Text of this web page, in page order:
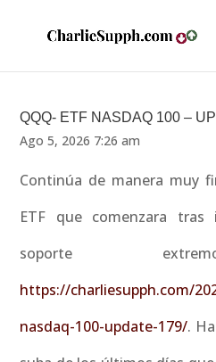
QQQ- ETF NASDAQ 100 –
Ago 5, 2026 7:26 am
Continúa de manera muy
ETF que comenzara
soporte
https://charliesupph.com/
nasdaq-100-update-179/.